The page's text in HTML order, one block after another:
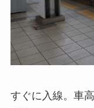
すぐに入線。車